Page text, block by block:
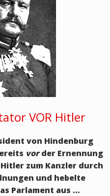
VOR Hitler
von Hindenburg
vorder Ernennung
zum Kanzler durch
und hebelte
Parlament aus …